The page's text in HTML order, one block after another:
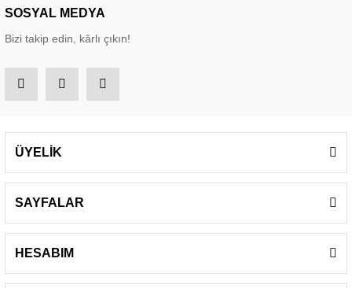
SOSYAL MEDYA
Bizi takip edin, kârlı çıkın!
ÜYELİK
SAYFALAR
HESABIM